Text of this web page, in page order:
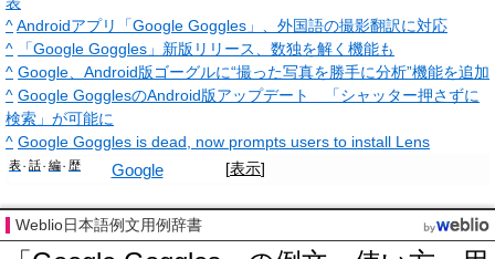
^Androidアプリ「Google Goggles」、外国語の撮影翻訳に対応
^
「Google Goggles」新版リリース、数独を解く機能も
^ Google、Android版ゴーグルに“撮った写真を勝手に分析”機能を追加
^ Google GogglesのAndroid版アップデート 「シャッター押さずに
検索」が可能に
^ Google Goggles is dead, now prompts users to install Lens
[表示]
表 話 編 歴 Google
Weblio日本語例文用例辞書